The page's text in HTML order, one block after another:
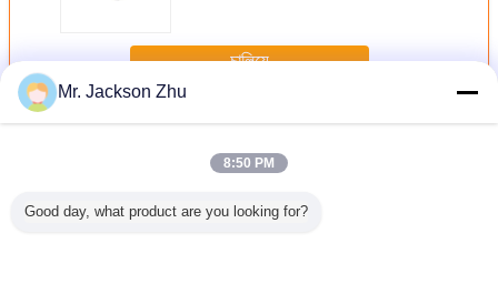
চালিয়ে
অধিকক্যালসিয়াম সিলিকেট পাইপ কভার
Mr. Jackson Zhu
8:50 PM
Good day, what product are you looking for?